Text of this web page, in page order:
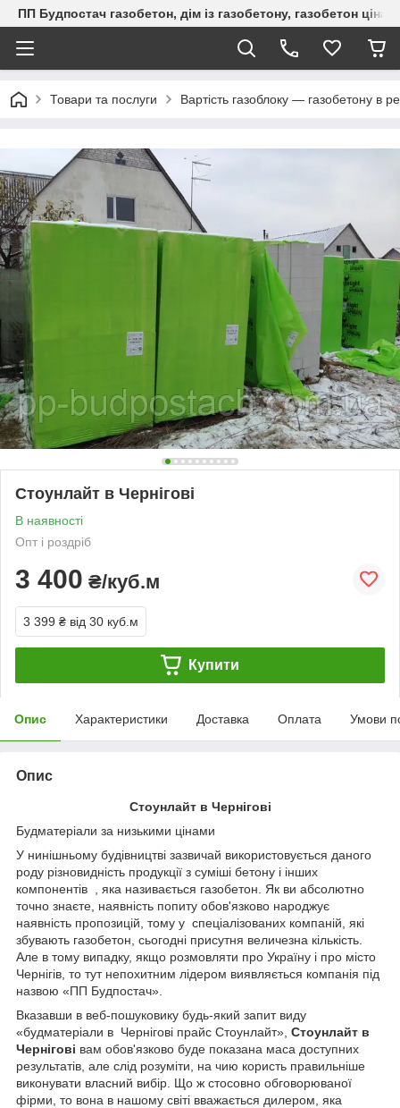
ПП Будпостач газобетон, дім із газобетону, газобетон
Товари та послуги Вартість газоблоку — газобетону в
Стоунлайт в Чернігові
В наявності
Опт і роздріб
3 400 ₴/куб.м
3 399 ₴ від 30 куб.м
Купити
Опис Характеристики Доставка Оплата Умови
Опис
Стоунлайт в Чернігові
Будматеріали за низькими цінами
У нинішньому будівництві зазвичай використовується даного
роду різновидність продукції з суміші бетону і інших
компонентів , яка називається газобетон. Як ви абсолютно
точно знаєте, наявність попиту обов'язково народжує
наявність пропозицій, тому у спеціалізованих компаній, які
збувають газобетон, сьогодні присутня величезна кількість.
Але в тому випадку, якщо розмовляти про Україну і про місто
Чернігів, то тут непохитним лідером виявляється компанія під
назвою «ПП Будпостач».
Вказавши в веб-пошуковику будь-який запит виду
«будматеріали в Чернігові прайс Стоунлайт», Стоунлайт в
Чернігові вам обов'язково буде показана маса доступних
результатів, але слід розуміти, на чию користь правильніше
виконувати власний вибір. Що ж стосовно обговорюваної
фірми, то вона в нашому світі вважається дилером, яка